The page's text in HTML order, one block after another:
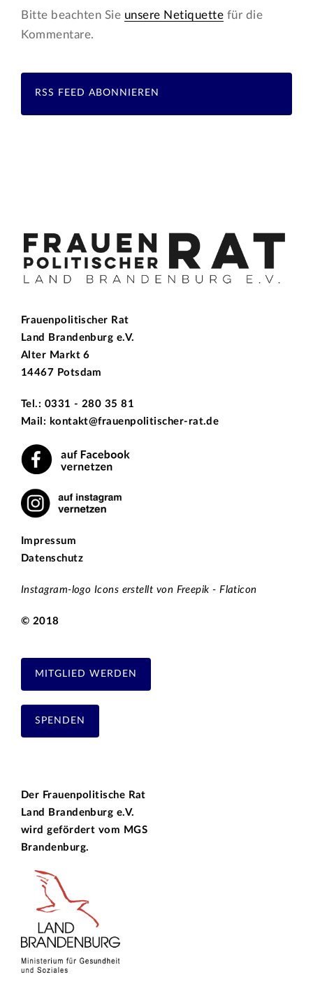
Bitte beachten Sie unsere Netiquette für die
Kommentare.
RSS FEED ABONNIEREN
Frauenpolitischer Rat
Land Brandenburg e.V.
Alter Markt 6
14467 Potsdam
Tel.: 0331 - 280 35 81
Mail: kontakt@frauenpolitischer-rat.de
Impressum
Datenschutz
Instagram-logo Icons erstellt von Freepik - Flaticon
© 2018
MITGLIED WERDEN
SPENDEN
Der Frauenpolitische Rat
Land Brandenburg e.V.
wird gefördert vom MGS
Brandenburg.